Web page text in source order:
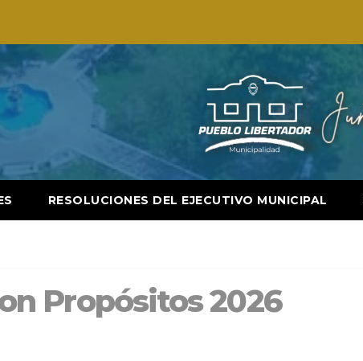
RESOLUCIONES DEL EJECUTIVO MUNICIPAL
Propósitos 2026